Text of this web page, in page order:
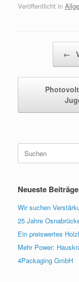
Veröffentlicht in
←
Suchen
nach:
Neueste Beiträge
Wir suchen
25 Jahre
Ein preiswertes
Mehr Power:
4Packaging GmbH